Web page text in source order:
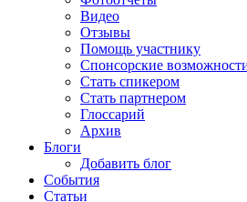
Видео
Отзывы
Помощь участнику
Спонсорские
Стать спикером
Стать партнером
Глоссарий
Архив
Блоги
Добавить блог
События
Статьи